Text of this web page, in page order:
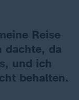
Reise
dachte, da
und ich
behalten.